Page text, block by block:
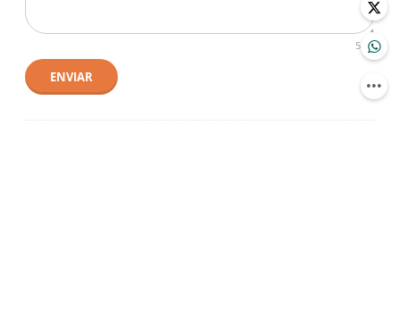
500
ENVIAR